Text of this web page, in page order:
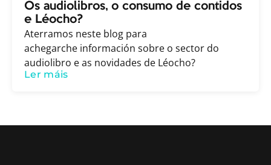
Os audiolibros, o consumo de contidos
e Léocho?
Aterramos neste blog para
achegarche información sobre o sector do
audiolibro e as novidades de Léocho?
Ler máis